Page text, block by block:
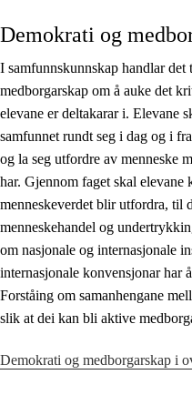
Demokrati og
I samfunnskunnskap handlar
medborgarskap om å auke det
elevane er deltakarar i. Elevane
samfunnet rundt seg i dag og i
og la seg utfordre av menneske
har. Gjennom faget skal elevane
menneskeverdet blir utfordra, til
menneskehandel og
om nasjonale og internasjonale
internasjonale konvensjonar har
Forståing om samanhengane
slik at dei kan bli aktive
Demokrati og medborgarskap i